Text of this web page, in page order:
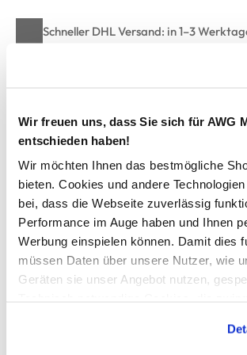
Wir freuen uns, dass Sie sich für AWG
entschieden haben!
Wir möchten Ihnen das bestmögliche
bieten. Cookies und andere
bei, dass die Webseite zuverlässig
Performance im Auge haben und Ihnen
Werbung einspielen können. Damit dies
müssen Daten über unsere Nutzer, wie
Geräten sie unser Angebot nutzen,
werden, werden bei der Nutzung der
Schneller DHL Versand: in 1–3
Kostenfreie Rücksendung innerhalb 14
Zur Wunschliste
Damen Shirt mit Streifen
bequemes Langarmshirt von Tom Tailor
mit weitem Rundhals-Ausschnitt